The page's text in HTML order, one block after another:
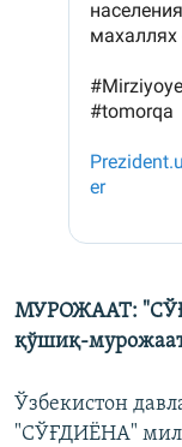
МУРОЖААТ:
қўшиқ-
Ўзбекистон
"СЎҒДИЁНА"